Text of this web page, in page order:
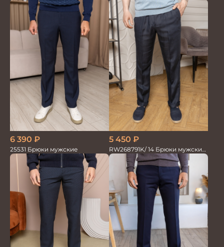
мужские
6 390 ₽
25531 Брюки мужские
5 450 ₽
RW268791K/ 14 Брюки мужские
т.син. тенсель со льном